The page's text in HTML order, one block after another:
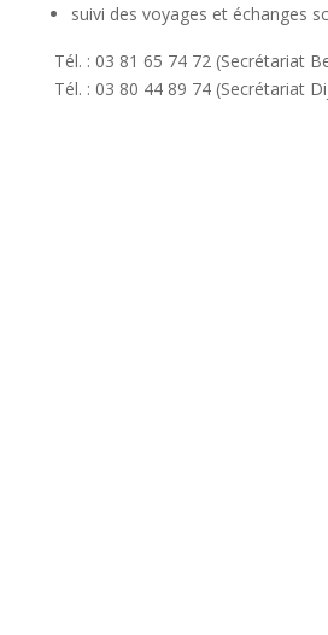
suivi des voyages et échanges
Tél. : 03 81 65 74 72 (Secrétariat
Tél. : 03 80 44 89 74 (Secrétariat